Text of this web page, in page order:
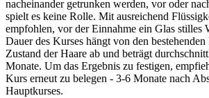
nacheinander getrunken werden, vor oder
spielt es keine Rolle. Mit ausreichend
empfohlen, vor der Einnahme ein Glas stilles
Dauer des Kurses hängt von den
Zustand der Haare ab und beträgt
Monate. Um das Ergebnis zu festigen,
Kurs erneut zu belegen - 3-6 Monate nach
Hauptkurses.